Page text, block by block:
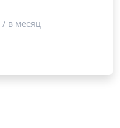
/ в месяц